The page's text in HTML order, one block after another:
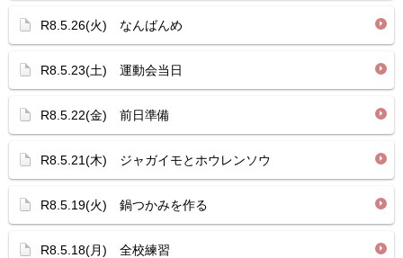
R8.5.26(火) なんばんめ
R8.5.23(土) 運動会当日
R8.5.22(金) 前日準備
R8.5.21(木) ジャガイモとホウレンソウ
R8.5.19(火) 鍋つかみを作る
R8.5.18(月) 全校練習